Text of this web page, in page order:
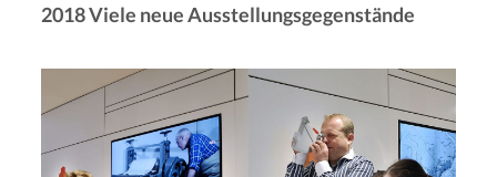
2018 Viele neue Ausstellungsgegenstände